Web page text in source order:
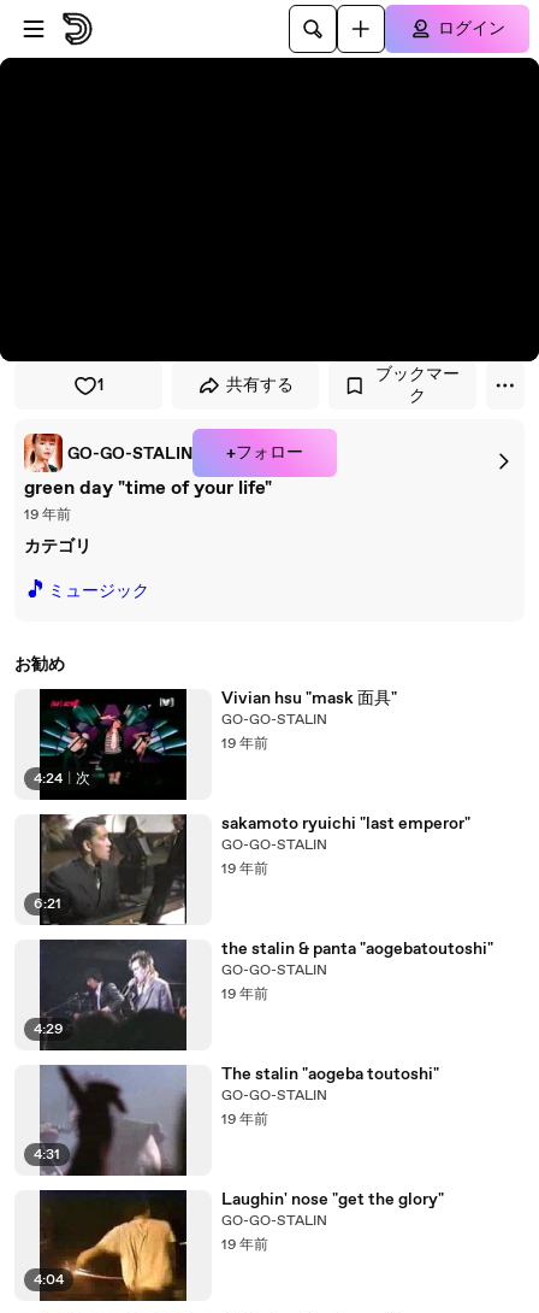
プレイヤーにスキップ
メインコンテンツにスキップ
ログイン
1 共有する
ブックマー
ク
GO-GO-STALIN +フォロー
green day "time of your life"
19 年前
カテゴリ
🎵 ミュージック
お勧め
4:24 次
Vivian hsu "mask 面具"
GO-GO-STALIN
19 年前
6:21
sakamoto ryuichi "last emperor"
GO-GO-STALIN
19 年前
4:29
the stalin & panta "aogebatoutoshi"
GO-GO-STALIN
19 年前
4:31
The stalin "aogeba toutoshi"
GO-GO-STALIN
19 年前
4:04
Laughin' nose "get the glory"
GO-GO-STALIN
19 年前